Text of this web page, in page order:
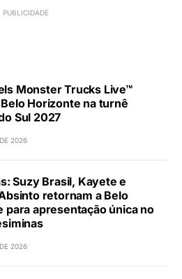
Monster Trucks Live™
Horizonte na turnê
Sul 2027
2026
Suzy Brasil, Kayete e
retornam a Belo
para apresentação única no
2026